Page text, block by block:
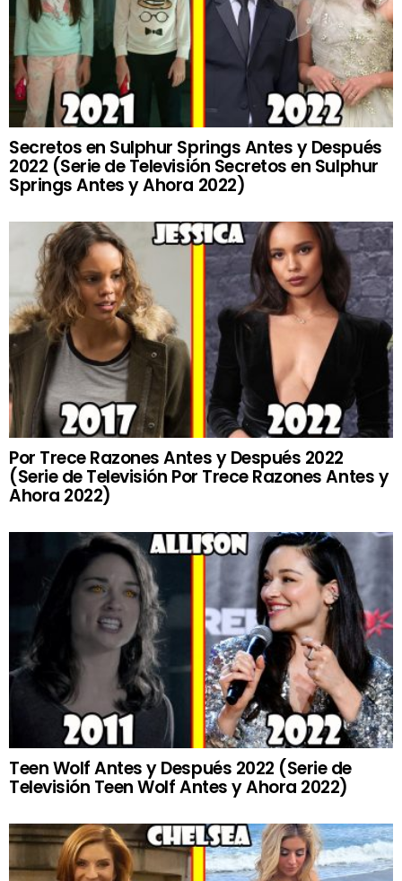
Secretos en Sulphur Springs Antes y Después
2022 (Serie de Televisión Secretos en Sulphur
Springs Antes y Ahora 2022)
Por Trece Razones Antes y Después 2022
(Serie de Televisión Por Trece Razones Antes y
Ahora 2022)
Teen Wolf Antes y Después 2022 (Serie de
Televisión Teen Wolf Antes y Ahora 2022)